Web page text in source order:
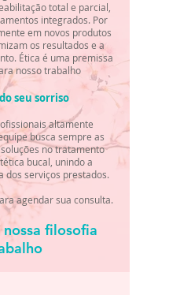
total e parcial,
integrados. Por
em novos produtos
os resultados e a
Ética é uma premissa
nosso trabalho
seu sorriso
altamente
busca sempre as
no tratamento
bucal, unindo a
dos serviços prestados.
agendar sua consulta.
filosofia